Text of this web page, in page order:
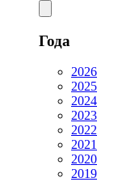
Года
2026
2025
2024
2023
2022
2021
2020
2019